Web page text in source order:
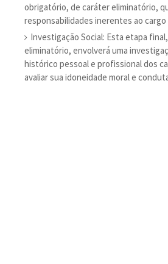
obrigatório, de caráter eliminatório,
responsabilidades inerentes ao cargo
Investigação Social: Esta etapa
eliminatório, envolverá uma
histórico pessoal e profissional dos
avaliar sua idoneidade moral e